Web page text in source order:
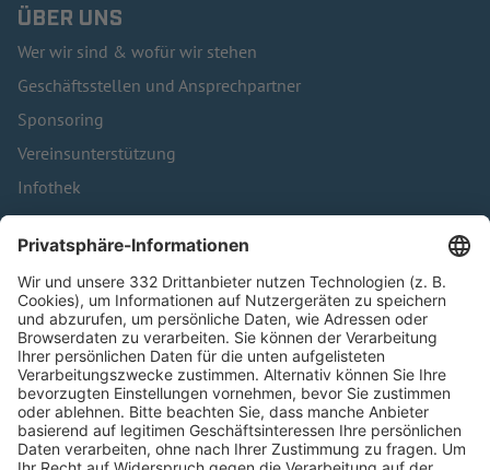
ÜBER UNS
Wer wir sind & wofür wir stehen
Geschäftsstellen und Ansprechpartner
Sponsoring
Vereinsunterstützung
Infothek
Kontakt
HÄUFIG BESUCHTE SEITEN
Pässe und Vereinswechsel
Trainerausbildung
Schulungsangebot Vereinsmitarbeiter
BFV-Geschäftsstellen
Trainerbörse